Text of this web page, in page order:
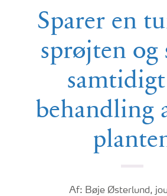
Sparer en
sprøjten
behandling
Af: Bøje Østerlund,